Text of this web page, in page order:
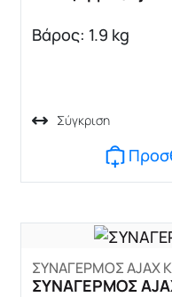
Βάρος: 1.9 kg
Σύγκριση
ΣΥΝΑΓΕΡΜΟΣ AJAX